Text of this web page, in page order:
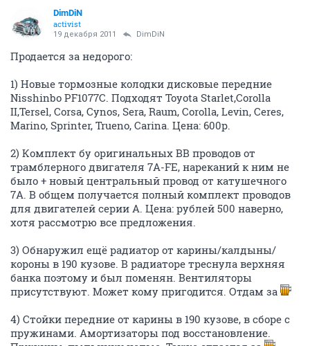
DimDiN
activist
19 декабря 2011 DimDiN
Продается за недорого:
1) Новые тормозные колодки дисковые передние
Nisshinbo PF1077C. Подходят Toyota Starlet,Corolla
II,Tersel, Corsa, Cynos, Sera, Raum, Corolla, Levin, Ceres,
Marino, Sprinter, Trueno, Carina. Цена: 600р.
2) Комплект бу оригинальных ВВ проводов от
трамблерного двигателя 7А-FE, нареканий к ним не
было + новый центральный провод от катушечного
7А. В общем получается полный комплект проводов
для двигателей серии А. Цена: рублей 500 наверно,
хотя рассмотрю все предложения.
3) Обнаружил ещё радиатор от карины/калдыны/
короны в 190 кузове. В радиаторе треснула верхняя
банка поэтому и был поменян. Вентиляторы
присутствуют. Может кому пригодится. Отдам за
4) Стойки передние от карины в 190 кузове, в сборе с
пружинами. Амортизаторы под восстановление.